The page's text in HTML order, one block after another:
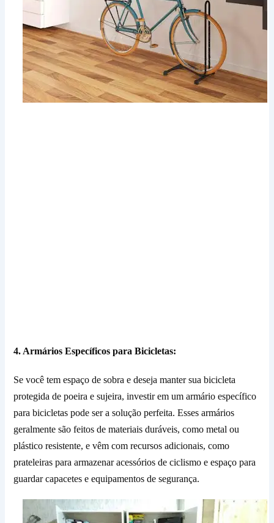
4. Armários Específicos para Bicicletas:
Se você tem espaço de sobra e deseja manter sua bicicleta
protegida de poeira e sujeira, investir em um armário específico
para bicicletas pode ser a solução perfeita. Esses armários
geralmente são feitos de materiais duráveis, como metal ou
plástico resistente, e vêm com recursos adicionais, como
prateleiras para armazenar acessórios de ciclismo e espaço para
guardar capacetes e equipamentos de segurança.